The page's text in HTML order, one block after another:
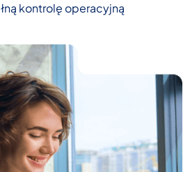
kontrolę operacyjną